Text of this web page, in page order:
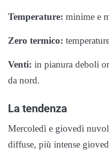
Temperature: minime e
Zero termico:
Venti: in pianura deboli
da nord.
La tendenza
Mercoledì e giovedì
diffuse, più intense